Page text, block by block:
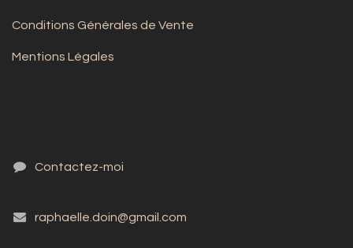
Conditions Générales de Vente
Mentions Légales
Contactez-moi
raphaelle.doin@gmail.com